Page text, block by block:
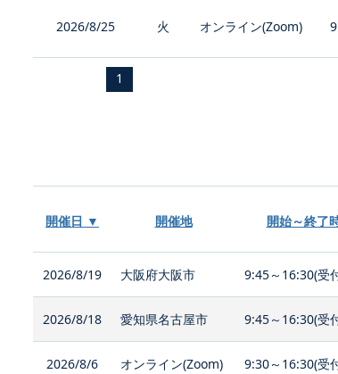
2026/8/25 火 オンライン(Zoom)
1
開催日 ▼ 開催地 開始～終了
2026/8/19 大阪府大阪市 9:45～16:30(受
2026/8/18 愛知県名古屋市 9:45～16:30(受
2026/8/6 オンライン(Zoom) 9:30～16:30(受